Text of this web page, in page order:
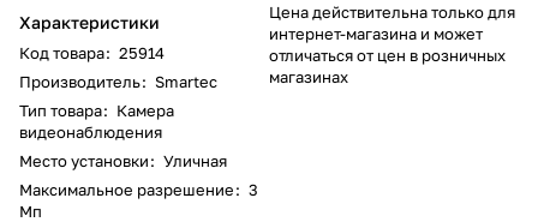
Характеристики
Код товара: 25914
Производитель: Smartec
Тип товара: Камера
видеонаблюдения
Место установки: Уличная
Максимальное разрешение: 3
Мп
Цена действительна только для
интернет-магазина и может
отличаться от цен в розничных
магазинах